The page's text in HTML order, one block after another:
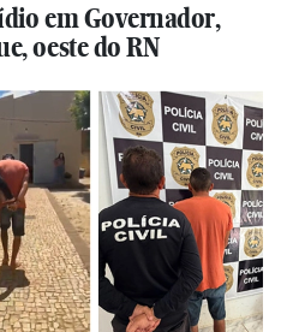
em Governador,
oeste do RN